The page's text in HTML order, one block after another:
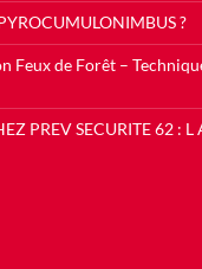
?
Feux de Forêt –
PREV SECURITE 62 : L